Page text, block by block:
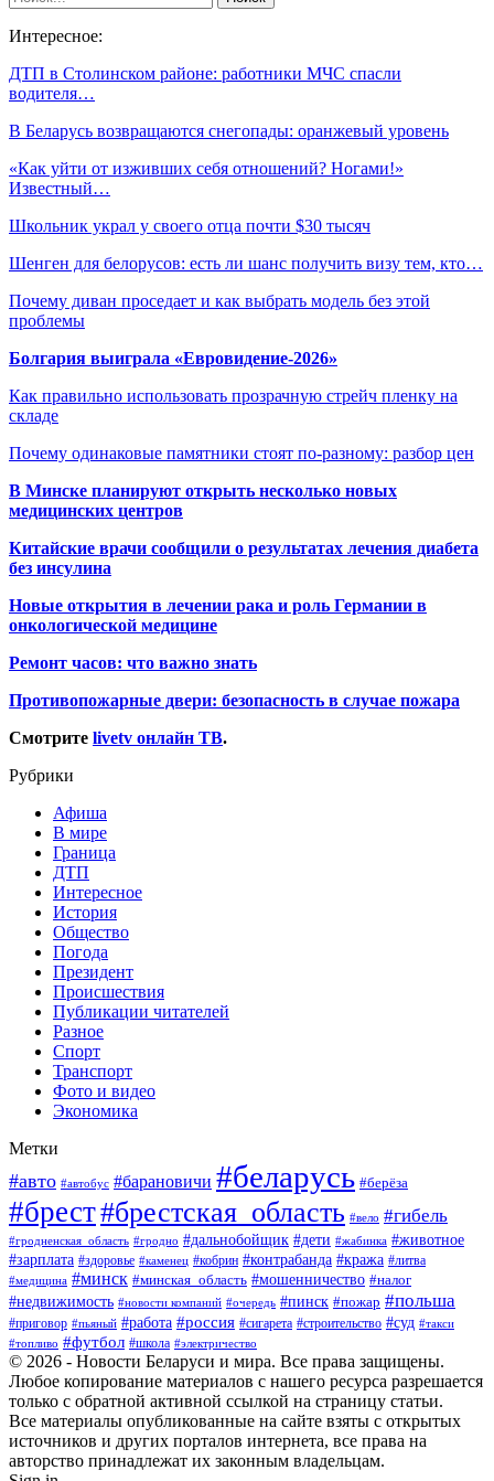
Интересное:
ДТП в Столинском районе: работники МЧС спасли
водителя…
В Беларусь возвращаются снегопады: оранжевый уровень
«Как уйти oт изживших себя отношений? Ногами!»
Известный…
Школьник украл у своего отца почти $30 тысяч
Шенген для белорусов: есть ли шанс получить визу тем, кто…
Почему диван проседает и как выбрать модель без этой
проблемы
Болгария выиграла «Евровидение-2026»
Как правильно использовать прозрачную стрейч пленку на
складе
Почему одинаковые памятники стоят по-разному: разбор цен
В Минске планируют открыть несколько новых
медицинских центров
Китайские врачи сообщили о результатах лечения диабета
без инсулина
Новые открытия в лечении рака и роль Германии в
онкологической медицине
Ремонт часов: что важно знать
Противопожарные двери: безопасность в случае пожара
Смотрите livetv онлайн ТВ.
Рубрики
Афиша
В мире
Граница
ДТП
Интересное
История
Общество
Погода
Президент
Происшествия
Публикации читателей
Разное
Спорт
Транспорт
Фото и видео
Экономика
Метки
#авто #автобус #барановичи #беларусь #берёза
#брест#брестская_область #вело #гибель
#гродненская_область #гродно #дальнобойщик #дети #жабинка #животное
#зарплата #здоровье #каменец #кобрин #контрабанда #кража #литва
#медицина #минск #минская_область #мошенничество #налог
#недвижимость #новости компаний #очередь #пинск #пожар #польша
#приговор #пьяный #работа #россия #сигарета #строительство #суд #такси
#топливо #футбол #школа #электричество
© 2026 - Новости Беларуси и мира. Все права защищены.
Любое копирование материалов с нашего ресурса разрешается
только с обратной активной ссылкой на страницу статьи.
Все материалы опубликованные на сайте взяты с открытых
источников и других порталов интернета, все права на
авторство принадлежат их законным владельцам.